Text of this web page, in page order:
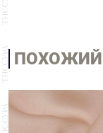
ПОХОЖИЙ